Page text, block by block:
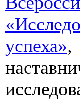
успеха»,